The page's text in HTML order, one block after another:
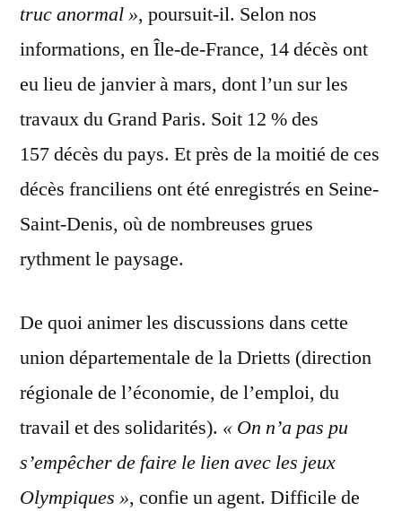
truc anormal », poursuit-il. Selon nos
informations, en Île-de-France, 14 décès ont
eu lieu de janvier à mars, dont l’un sur les
travaux du Grand Paris. Soit 12 % des
157 décès du pays. Et près de la moitié de ces
décès franciliens ont été enregistrés en Seine-
Saint-Denis, où de nombreuses grues
rythment le paysage.
De quoi animer les discussions dans cette
union départementale de la Drietts (direction
régionale de l’économie, de l’emploi, du
travail et des solidarités). « On n’a pas pu
s’empêcher de faire le lien avec les jeux
Olympiques », confie un agent. Difficile de